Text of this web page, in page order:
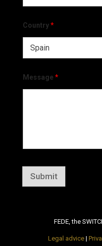
Country*
Message *
Submit
FEDE, the
Legal advice|